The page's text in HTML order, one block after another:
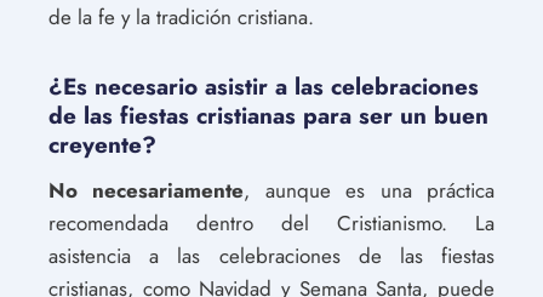
de la fe y la tradición cristiana.
¿Es necesario asistir a las celebraciones
de las fiestas cristianas para ser un buen
creyente?
No necesariamente, aunque es una práctica
recomendada dentro del Cristianismo. La
asistencia a las celebraciones de las fiestas
cristianas, como Navidad y Semana Santa, puede